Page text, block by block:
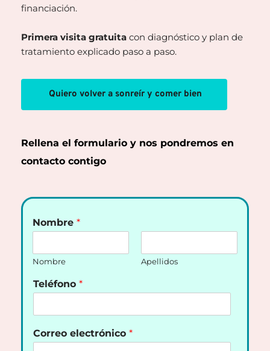
financiación.
Primera visita gratuita con diagnóstico y plan de
tratamiento explicado paso a paso.
Quiero volver a sonreír y comer bien
Rellena el formulario y nos pondremos en
contacto contigo
Nombre *
Nombre Apellidos
Teléfono *
Correo electrónico *